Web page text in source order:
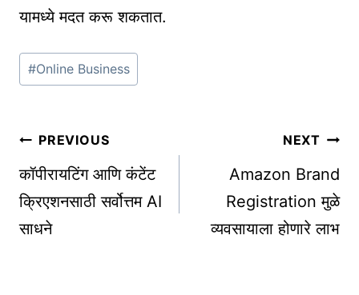
यामध्ये मदत करू शकतात.
Post
Tags:
#Online Business
Post
navigation
PREVIOUS
कॉपीरायटिंग आणि कंटेंट
क्रिएशनसाठी सर्वोत्तम AI
साधने
NEXT
Amazon Brand
Registration मुळे
व्यवसायाला होणारे लाभ